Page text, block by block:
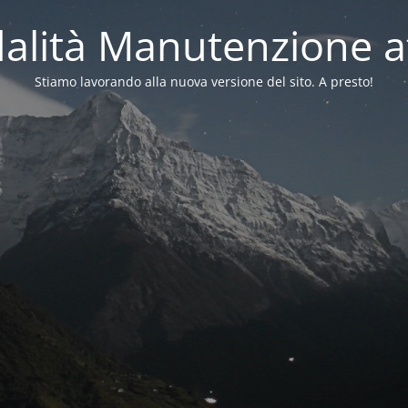
Manutenzione
Stiamo lavorando alla nuova versione del sito. A presto!